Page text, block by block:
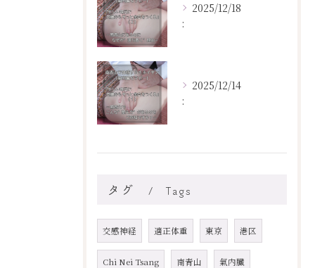
2025/12/18
:
2025/12/14
:
タグ Tags
交感神経 適正体重 東京 港区
Chi Nei Tsang 南青山 氣内臓